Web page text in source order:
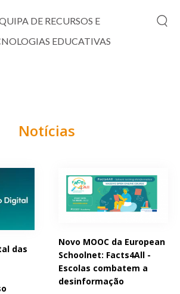
DE RECURSOS E
EDUCATIVAS
Notícias
das
Novo MOOC da European
Schoolnet: Facts4All -
Escolas combatem a
desinformação